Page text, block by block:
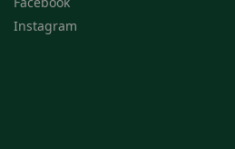
Instagram